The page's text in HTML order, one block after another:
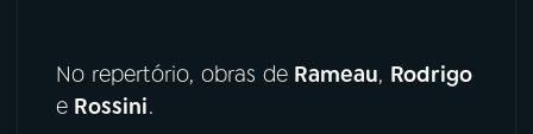
06 VIDEOCASTS
No repertório, obras de Rameau, Rodrigo
e Rossini.